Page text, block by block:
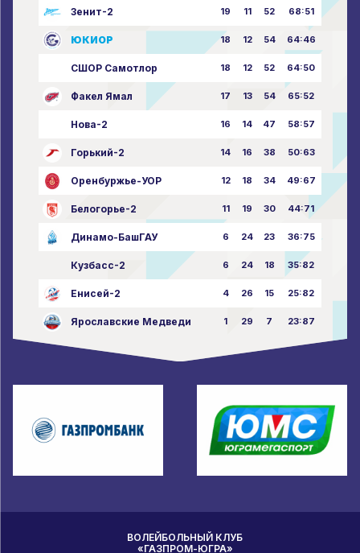
Зенит-2 19 11 52 68:51
ЮКИОР 18 12 54 64:46
СШОР Самотлор 18 12 52 64:50
Факел Ямал 17 13 54 65:52
Нова-2 16 14 47 58:57
Горький-2 14 16 38 50:63
Оренбуржье-УОР 12 18 34 49:67
Белогорье-2 11 19 30 44:71
Динамо-БашГАУ 6 24 23 36:75
Кузбасс-2 6 24 18 35:82
Енисей-2 4 26 15 25:82
Ярославские Медведи 1 29 7 23:87
ВОЛЕЙБОЛЬНЫЙ КЛУБ
«ГАЗПРОМ-ЮГРА»